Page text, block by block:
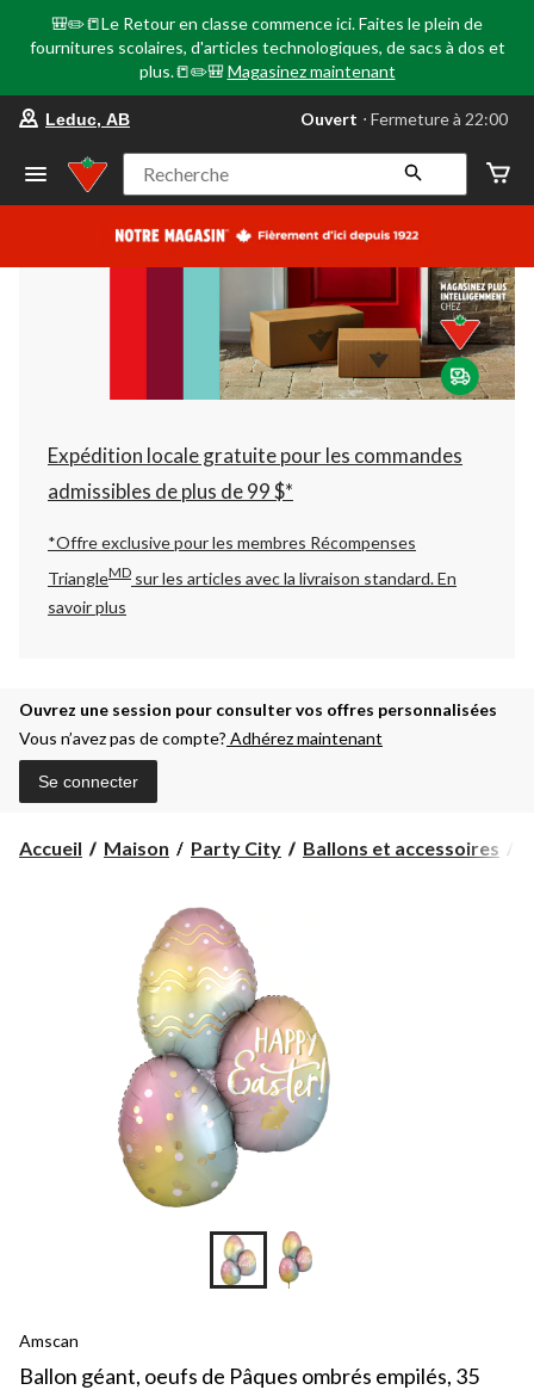
🎒✏️📒Le Retour en classe commence ici. Faites le plein de
fournitures scolaires, d'articles technologiques, de sacs à dos et
plus.📒✏️🎒 Magasinez maintenant
votre
préféré
Leduc,
AB,
courament
Fermeture
à
22:00
cliquer
pour
changer
Leduc, AB Ouvert ⋅ Fermeture à 22:00
Recherche
Expédition locale gratuite pour les commandes
admissibles de plus de 99 $*
*Offre exclusive pour les membres Récompenses
TriangleMD sur les articles avec la livraison standard.En
savoir plus
Ouvrez une session pour consulter vos offres personnalisées
Vous n’avez pas de compte? Adhérez maintenant
Se connecter
Accueil Maison Party City Ballons et accessoires
Amscan
Ballon géant, oeufs de Pâques ombrés empilés, 35